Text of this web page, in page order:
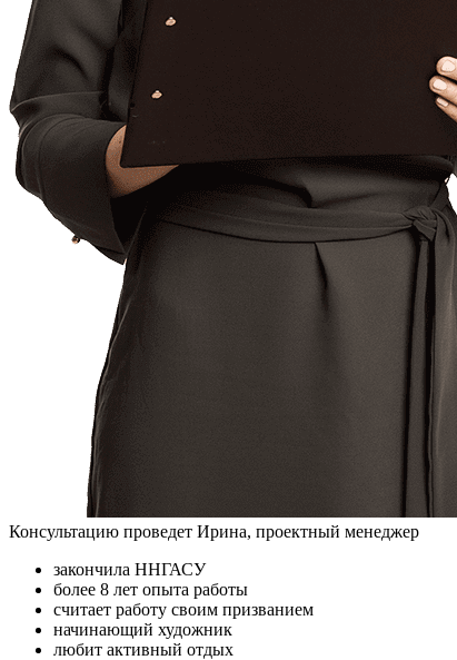
Консультацию проведет Ирина, проектный менеджер
закончила ННГАСУ
более 8 лет опыта работы
считает работу своим призванием
начинающий художник
любит активный отдых